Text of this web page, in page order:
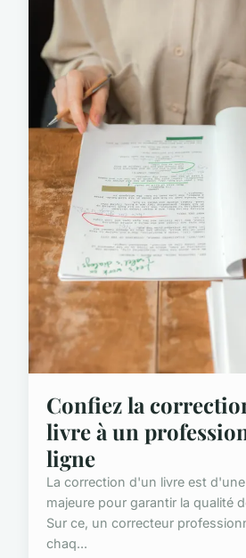
Confiez la
livre à un
ligne
La correction d'un livre est
majeure pour garantir la qualité
Sur ce, un correcteur
chaq...